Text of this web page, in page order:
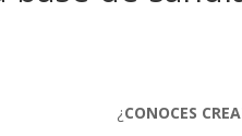
¿CONOCES